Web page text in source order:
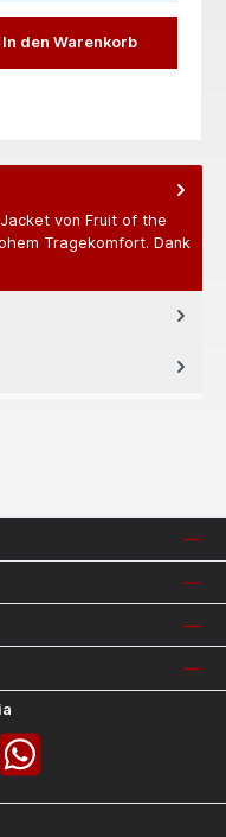
In den Warenkorb
von Fruit of the
Tragekomfort. Dank
WhatsApp